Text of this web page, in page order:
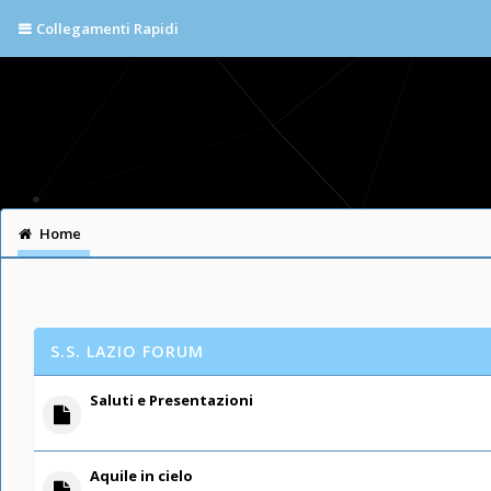
Collegamenti Rapidi
Home
S.S. LAZIO FORUM
Saluti e Presentazioni
Aquile in cielo